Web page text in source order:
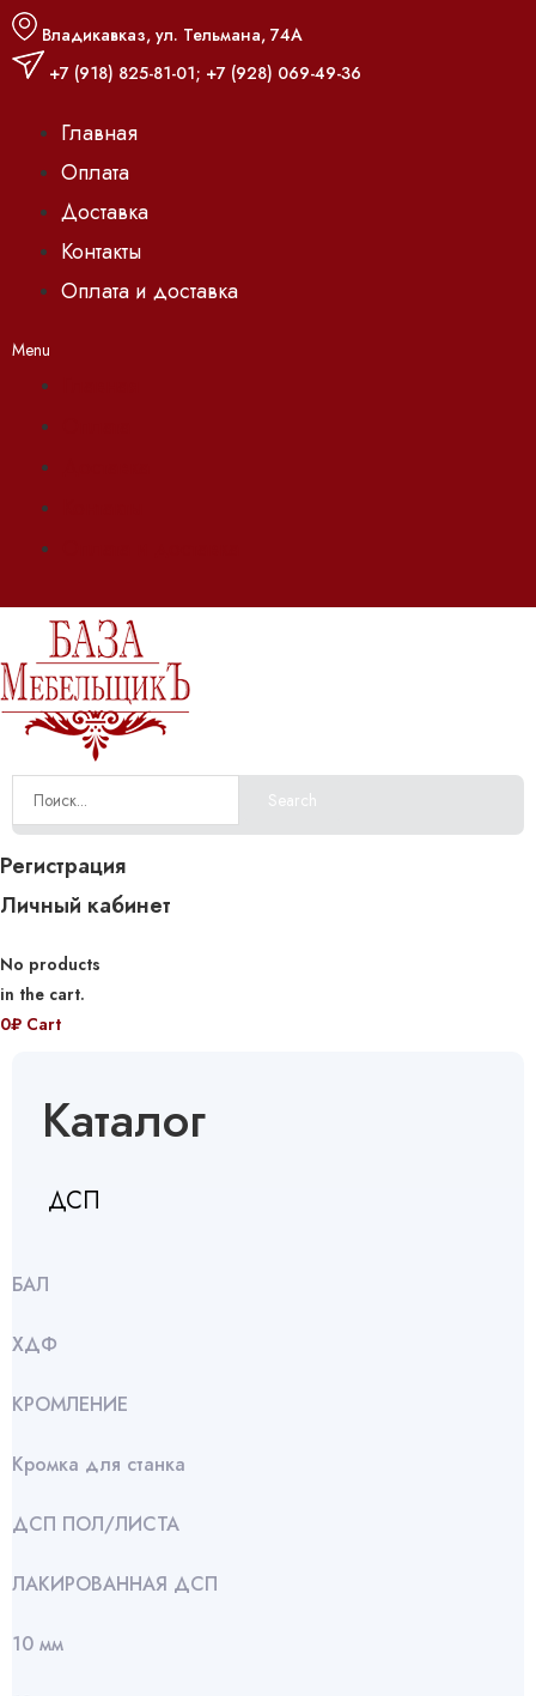
Владикавказ, ул. Тельмана, 74А
+7 (918) 825-81-01; +7 (928) 069-49-36
Главная
Оплата
Доставка
Контакты
Оплата и доставка
Menu
Search
Регистрация
Личный кабинет
No products
in the cart.
0₽ Cart
Каталог
ДСП
БАЛ
ХДФ
КРОМЛЕНИЕ
Кромка для станка
ДСП ПОЛ/ЛИСТА
ЛАКИРОВАННАЯ ДСП
10 мм